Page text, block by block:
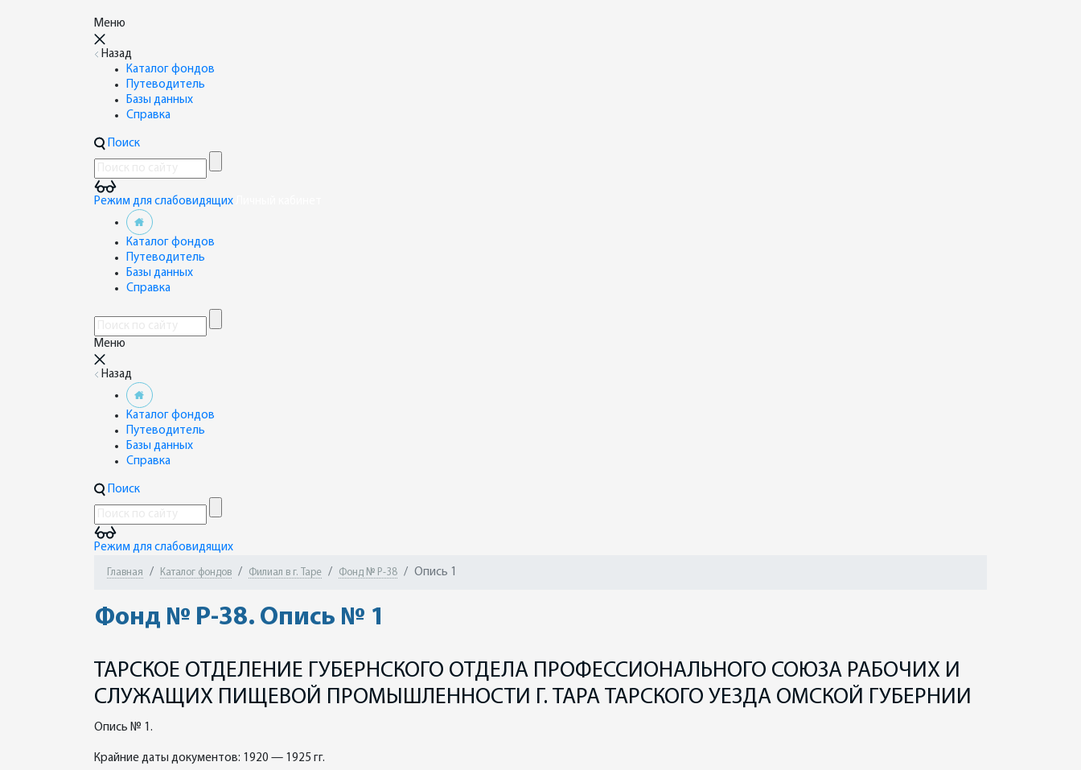
Меню
Назад
Каталог фондов
Путеводитель
Базы данных
Справка
Поиск
Режим для слабовидящих
Каталог фондов
Путеводитель
Базы данных
Справка
Меню
Назад
Каталог фондов
Путеводитель
Базы данных
Справка
Поиск
Режим для слабовидящих
Главная Каталог фондов Филиал в г. Таре Фонд № Р-38 Опись 1
Фонд № Р-38. Опись № 1
ТАРСКОЕ ОТДЕЛЕНИЕ ГУБЕРНСКОГО ОТДЕЛА ПРОФЕССИОНАЛЬНОГО СОЮЗА РАБОЧИХ И
СЛУЖАЩИХ ПИЩЕВОЙ ПРОМЫШЛЕННОСТИ Г. ТАРА ТАРСКОГО УЕЗДА ОМСКОЙ ГУБЕРНИИ
Опись № 1.
Крайние даты документов: 1920 — 1925 гг.